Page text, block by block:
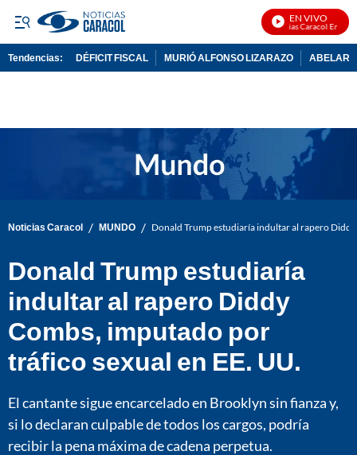
EN VIVO
Noticias Caracol En Vivo
Tendencias: DÉFICIT FISCAL MURIÓ ALFONSO LIZARAZO
Noticias Caracol / MUNDO / Donald Trump estudiaría indultar al rapero
Donald Trump estudiaría
indultar al rapero Diddy
Combs, imputado por
tráfico sexual en EE. UU.
El cantante sigue encarcelado en Brooklyn sin fianza y,
si lo declaran culpable de todos los cargos, podría
recibir la pena máxima de cadena perpetua.